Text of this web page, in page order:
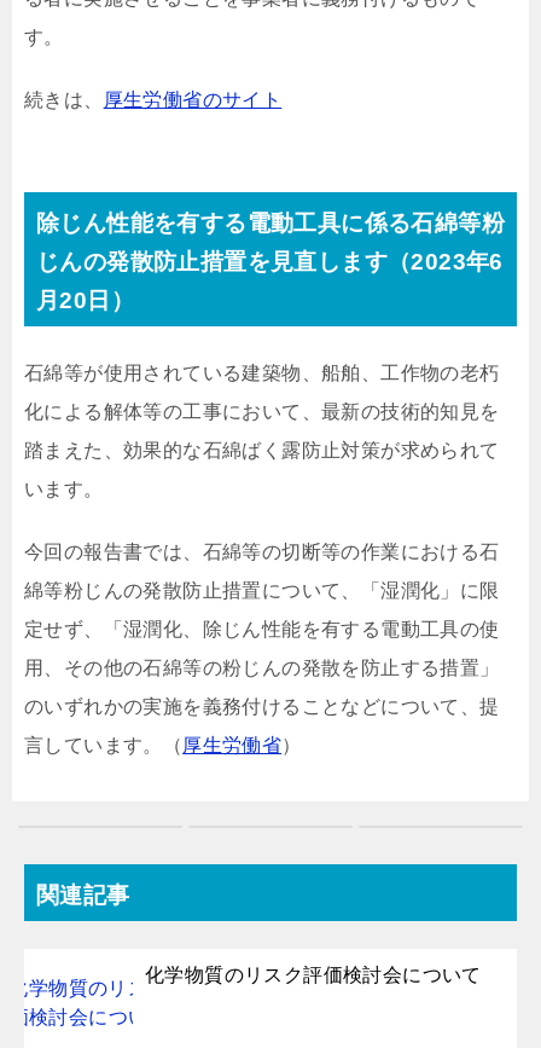
す。
続きは、 厚生労働省のサイト
除じん性能を有する電動工具に係る石綿等粉
じんの発散防止措置を見直します（2023年6
月20日）
石綿等が使用されている建築物、船舶、工作物の老朽
化による解体等の工事において、最新の技術的知見を
踏まえた、効果的な石綿ばく露防止対策が求められて
います。
今回の報告書では、石綿等の切断等の作業における石
綿等粉じんの発散防止措置について、「湿潤化」に限
定せず、「湿潤化、除じん性能を有する電動工具の使
用、その他の石綿等の粉じんの発散を防止する措置」
のいずれかの実施を義務付けることなどについて、提
言しています。（ 厚生労働省）
関連記事
化学物質のリスク評価検討会について